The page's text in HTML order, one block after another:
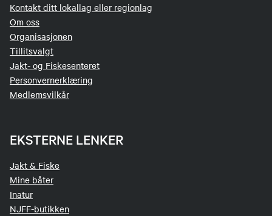
Kontakt ditt lokallag eller regionlag
Om oss
Organisasjonen
Tillitsvalgt
Jakt- og Fiskesenteret
Personvernerklæring
Medlemsvilkår
EKSTERNE LENKER
Jakt & Fiske
Mine båter
Inatur
NJFF-butikken